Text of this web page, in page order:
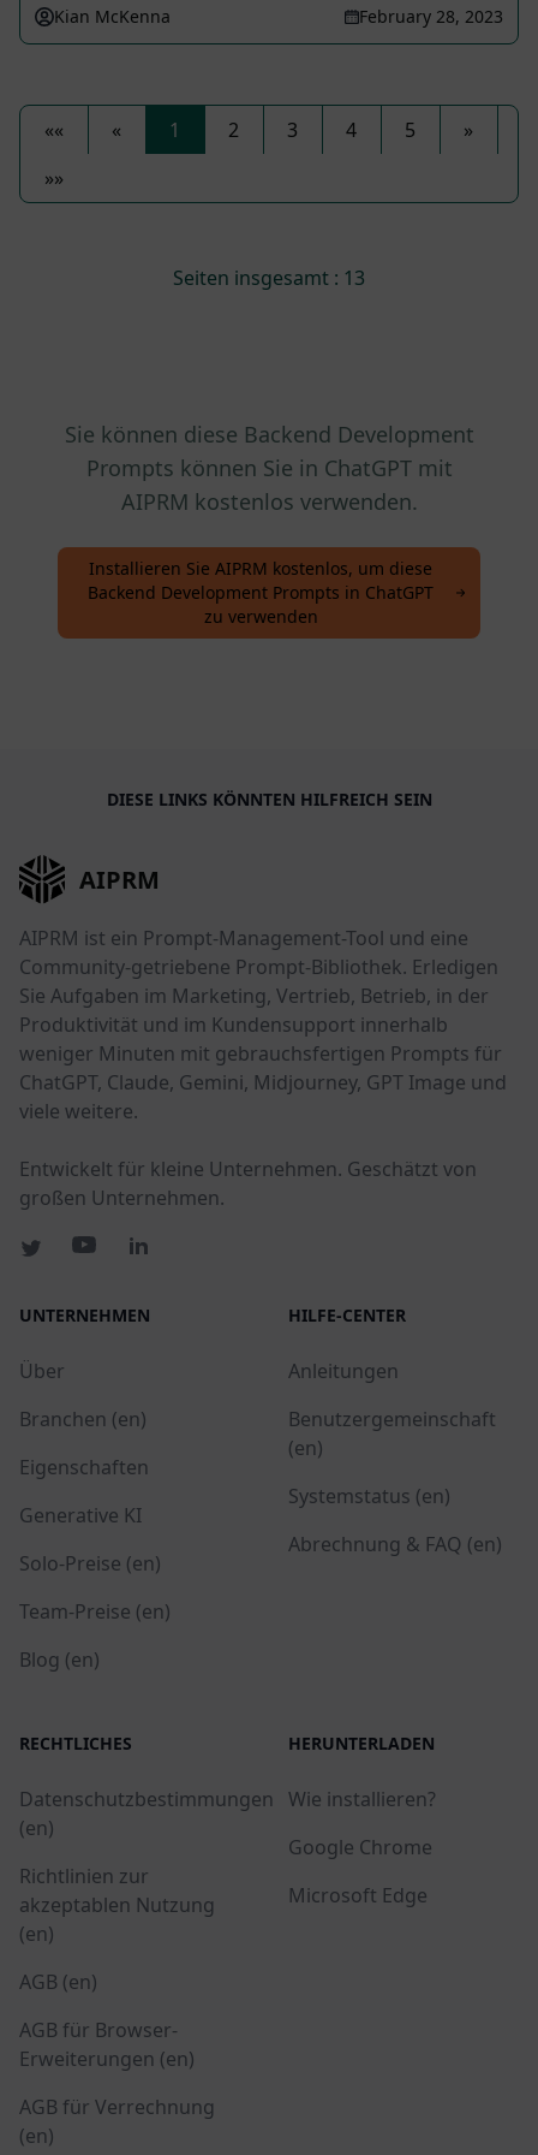
Kian McKenna February 28, 2023
«« « 1 2 3 4 5
»
»»
Seiten insgesamt : 13
Sie können diese Backend Development
Prompts können Sie in ChatGPT mit
AIPRM kostenlos verwenden.
Installieren Sie AIPRM kostenlos, um diese
Backend Development Prompts in ChatGPT
zu verwenden
DIESE LINKS KÖNNTEN HILFREICH SEIN
AIPRM
AIPRM ist ein Prompt-Management-Tool und eine
Community-getriebene Prompt-Bibliothek. Erledigen
Sie Aufgaben im Marketing, Vertrieb, Betrieb, in der
Produktivität und im Kundensupport innerhalb
weniger Minuten mit gebrauchsfertigen Prompts für
ChatGPT, Claude, Gemini, Midjourney, GPT Image und
viele weitere.
Entwickelt für kleine Unternehmen. Geschätzt von
großen Unternehmen.
UNTERNEHMEN
Über
Branchen (en)
Eigenschaften
Generative KI
Solo-Preise (en)
Team-Preise (en)
Blog (en)
HILFE-CENTER
Anleitungen
Benutzergemeinschaft
(en)
Systemstatus (en)
Abrechnung & FAQ (en)
RECHTLICHES
Datenschutzbestimmungen
(en)
Richtlinien zur
akzeptablen Nutzung
(en)
AGB (en)
AGB für Browser-
Erweiterungen (en)
AGB für Verrechnung
(en)
HERUNTERLADEN
Wie installieren?
Google Chrome
Microsoft Edge